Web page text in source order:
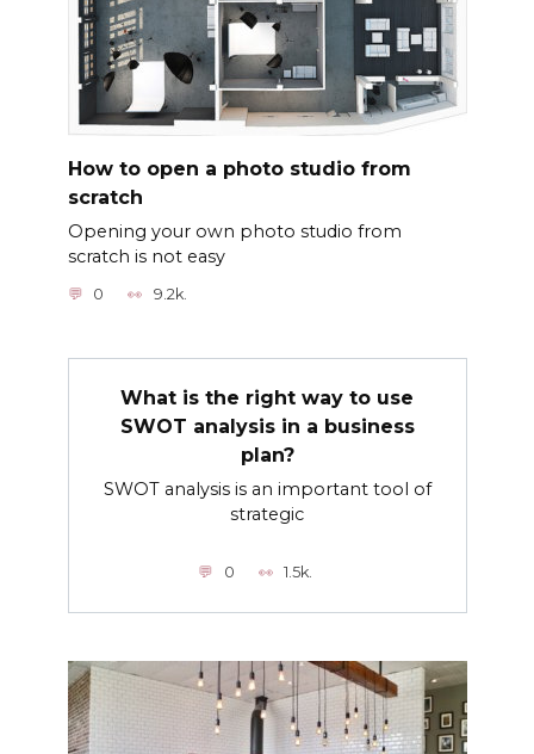
How to open a photo studio from
scratch
Opening your own photo studio from
scratch is not easy
0 9.2k.
What is the right way to use
SWOT analysis in a business
plan?
SWOT analysis is an important tool of
strategic
0 1.5k.